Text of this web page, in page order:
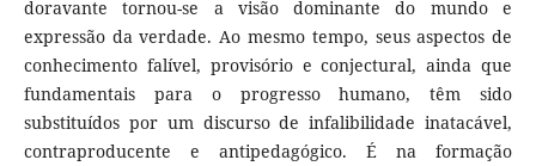
doravante tornou-se a visão dominante do mundo e
expressão da verdade. Ao mesmo tempo, seus aspectos de
conhecimento falível, provisório e conjectural, ainda que
fundamentais para o progresso humano, têm sido
substituídos por um discurso de infalibilidade inatacável,
contraproducente e antipedagógico. É na formação